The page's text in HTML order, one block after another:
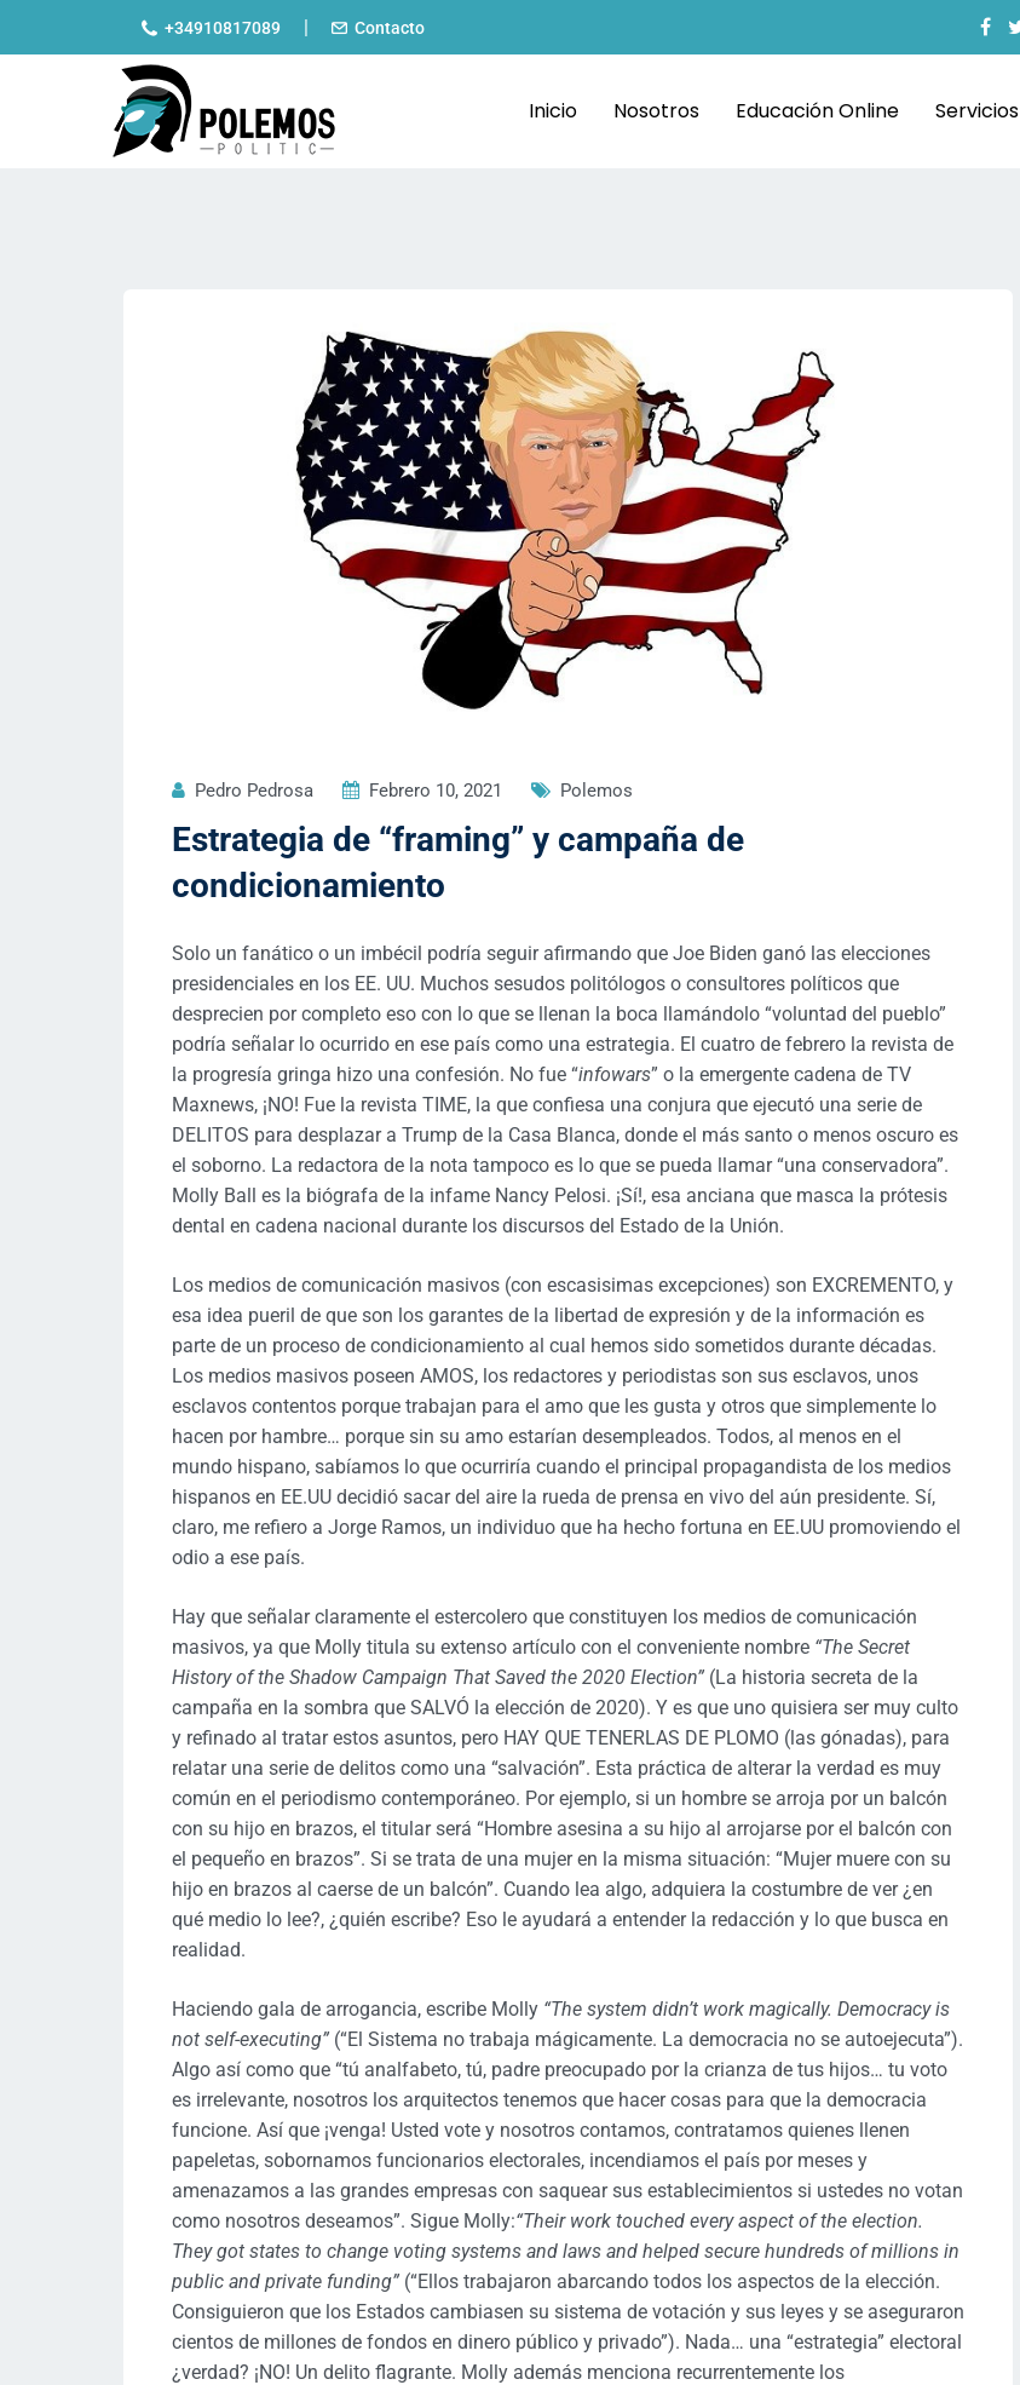
+34910817089 | Contacto
Inicio Nosotros Educación Online Servicios
Pedro Pedrosa Febrero 10, 2021 Polemos
Estrategia de “framing” y campaña de
condicionamiento
Solo un fanático o un imbécil podría seguir afirmando que Joe Biden ganó las elecciones
presidenciales en los EE. UU. Muchos sesudos politólogos o consultores políticos que
desprecien por completo eso con lo que se llenan la boca llamándolo “voluntad del pueblo”
podría señalar lo ocurrido en ese país como una estrategia. El cuatro de febrero la revista de
la progresía gringa hizo una confesión. No fue “infowars” o la emergente cadena de TV
Maxnews, ¡NO! Fue la revista TIME, la que confiesa una conjura que ejecutó una serie de
DELITOS para desplazar a Trump de la Casa Blanca, donde el más santo o menos oscuro es
el soborno. La redactora de la nota tampoco es lo que se pueda llamar “una conservadora”.
Molly Ball es la biógrafa de la infame Nancy Pelosi. ¡Sí!, esa anciana que masca la prótesis
dental en cadena nacional durante los discursos del Estado de la Unión.
Los medios de comunicación masivos (con escasisimas excepciones) son EXCREMENTO, y
esa idea pueril de que son los garantes de la libertad de expresión y de la información es
parte de un proceso de condicionamiento al cual hemos sido sometidos durante décadas.
Los medios masivos poseen AMOS, los redactores y periodistas son sus esclavos, unos
esclavos contentos porque trabajan para el amo que les gusta y otros que simplemente lo
hacen por hambre… porque sin su amo estarían desempleados. Todos, al menos en el
mundo hispano, sabíamos lo que ocurriría cuando el principal propagandista de los medios
hispanos en EE.UU decidió sacar del aire la rueda de prensa en vivo del aún presidente. Sí,
claro, me refiero a Jorge Ramos, un individuo que ha hecho fortuna en EE.UU promoviendo el
odio a ese país.
Hay que señalar claramente el estercolero que constituyen los medios de comunicación
masivos, ya que Molly titula su extenso artículo con el conveniente nombre “The Secret
History of the Shadow Campaign That Saved the 2020 Election” (La historia secreta de la
campaña en la sombra que SALVÓ la elección de 2020). Y es que uno quisiera ser muy culto
y refinado al tratar estos asuntos, pero HAY QUE TENERLAS DE PLOMO (las gónadas), para
relatar una serie de delitos como una “salvación”. Esta práctica de alterar la verdad es muy
común en el periodismo contemporáneo. Por ejemplo, si un hombre se arroja por un balcón
con su hijo en brazos, el titular será “Hombre asesina a su hijo al arrojarse por el balcón con
el pequeño en brazos”. Si se trata de una mujer en la misma situación: “Mujer muere con su
hijo en brazos al caerse de un balcón”. Cuando lea algo, adquiera la costumbre de ver ¿en
qué medio lo lee?, ¿quién escribe? Eso le ayudará a entender la redacción y lo que busca en
realidad.
Haciendo gala de arrogancia, escribe Molly “The system didn’t work magically. Democracy is
not self-executing” (“El Sistema no trabaja mágicamente. La democracia no se autoejecuta”).
Algo así como que “tú analfabeto, tú, padre preocupado por la crianza de tus hijos… tu voto
es irrelevante, nosotros los arquitectos tenemos que hacer cosas para que la democracia
funcione. Así que ¡venga! Usted vote y nosotros contamos, contratamos quienes llenen
papeletas, sobornamos funcionarios electorales, incendiamos el país por meses y
amenazamos a las grandes empresas con saquear sus establecimientos si ustedes no votan
como nosotros deseamos”. Sigue Molly:“Their work touched every aspect of the election.
They got states to change voting systems and laws and helped secure hundreds of millions in
public and private funding” (“Ellos trabajaron abarcando todos los aspectos de la elección.
Consiguieron que los Estados cambiasen su sistema de votación y sus leyes y se aseguraron
cientos de millones de fondos en dinero público y privado”). Nada… una “estrategia” electoral
¿verdad? ¡NO! Un delito flagrante. Molly además menciona recurrentemente los